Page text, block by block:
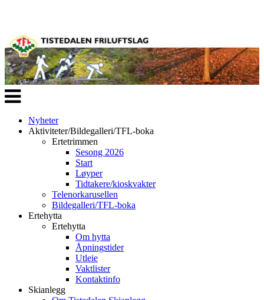
Veksle
navigasjon
Nyheter
Aktiviteter/Bildegalleri/TFL-boka
Ertetrimmen
Sesong 2026
Start
Løyper
Tidtakere/kioskvakter
Telenorkarusellen
Bildegalleri/TFL-boka
Ertehytta
Ertehytta
Om hytta
Åpningstider
Utleie
Vaktlister
Kontaktinfo
Skianlegg